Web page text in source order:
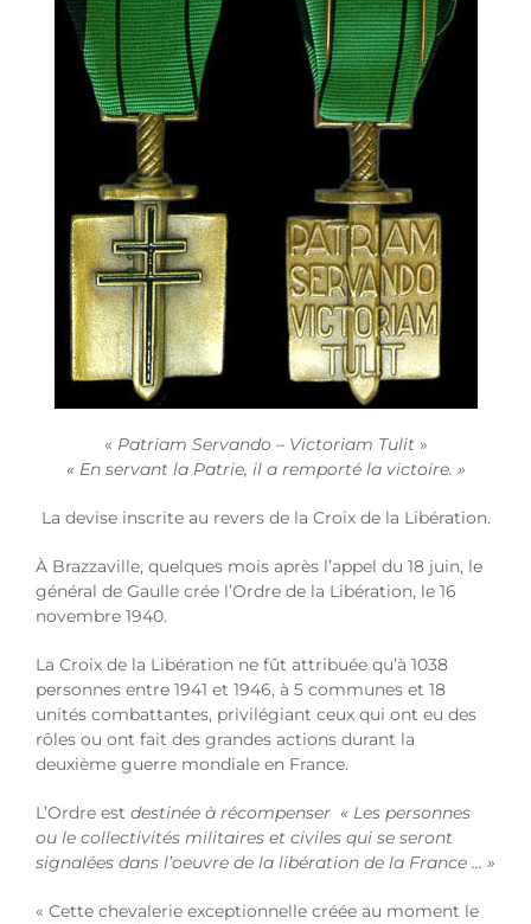
« Patriam Servando – Victoriam Tulit»
« En servant la Patrie, il a remporté la victoire. »
La devise inscrite au revers de la Croix de la Libération.
À Brazzaville, quelques mois après l’appel du 18 juin, le
général de Gaulle crée l’Ordre de la Libération, le 16
novembre 1940.
La Croix de la Libération ne fût attribuée qu’à 1038
personnes entre 1941 et 1946, à 5 communes et 18
unités combattantes, privilégiant ceux qui ont eu des
rôles ou ont fait des grandes actions durant la
deuxième guerre mondiale en France.
L’Ordre est destinée à récompenser « Les personnes
ou le collectivités militaires et civiles qui se seront
signalées dans l’oeuvre de la libération de la France … »
« Cette chevalerie exceptionnelle créée au moment le